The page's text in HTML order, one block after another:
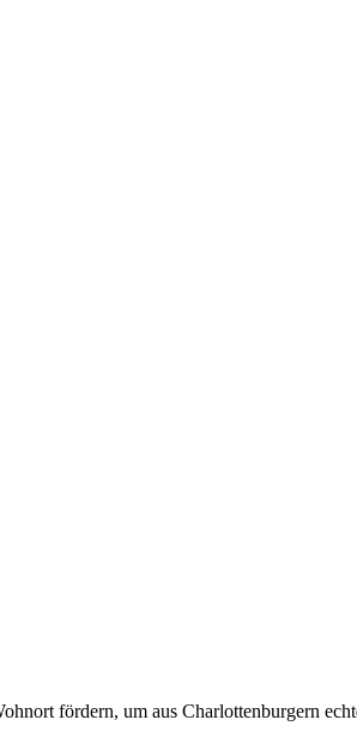
fördern, um aus Charlottenburgern